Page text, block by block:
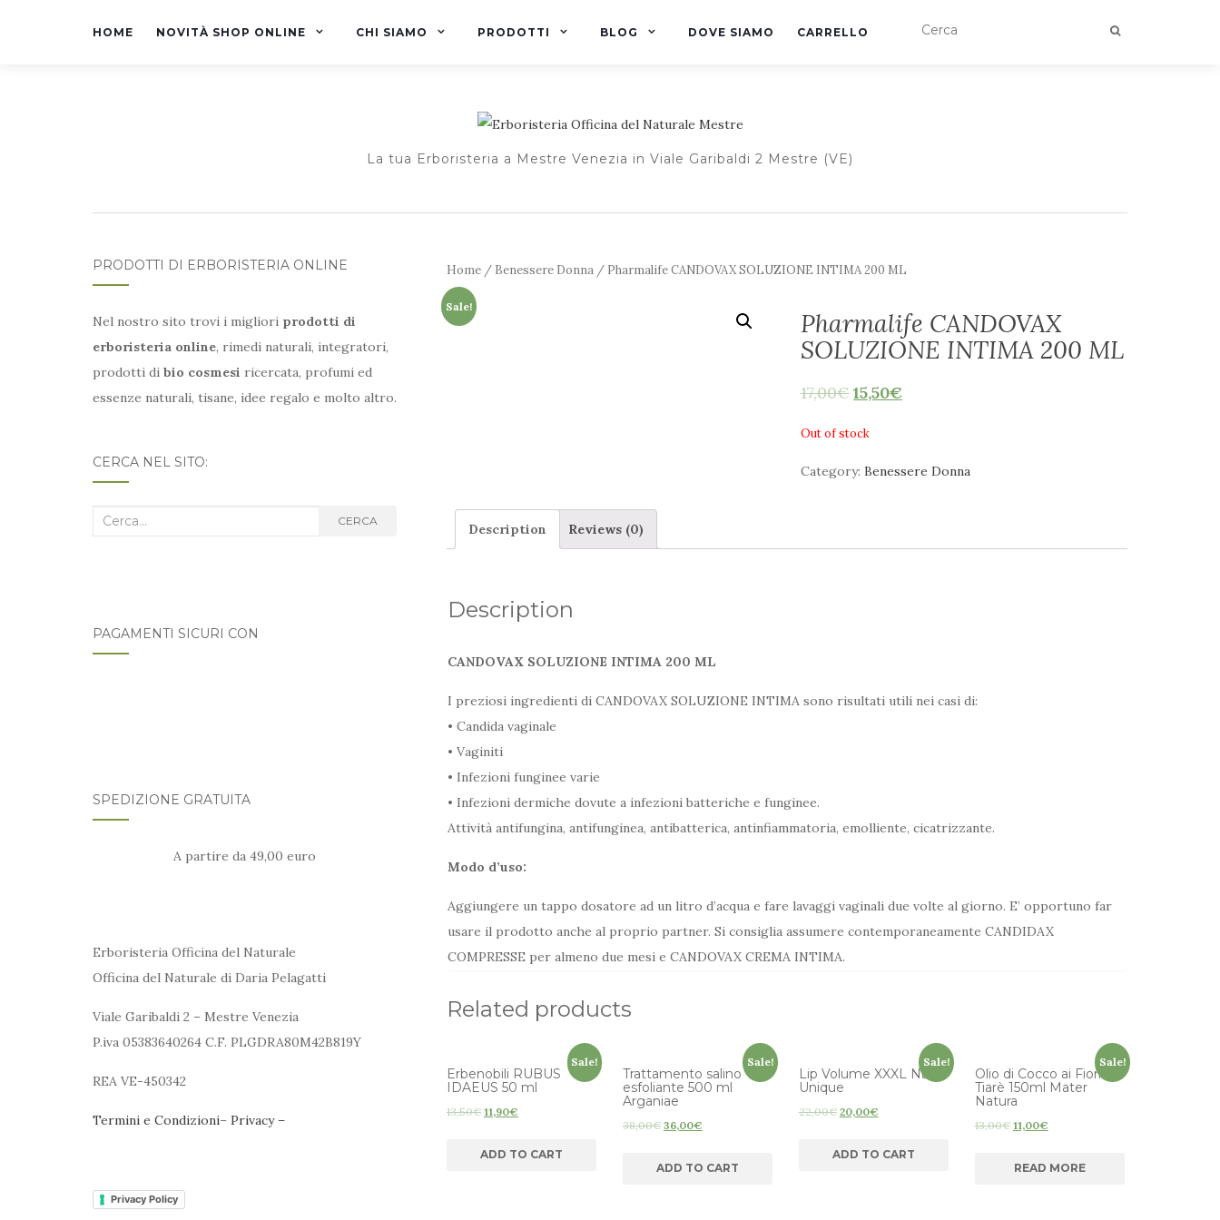
HOME NOVITÀ SHOP ONLINE CHI SIAMO PRODOTTI BLOG DOVE SIAMO CARRELLO
La tua Erboristeria a Mestre Venezia in Viale Garibaldi 2 Mestre (VE)
Home / Benessere Donna / Pharmalife CANDOVAX SOLUZIONE INTIMA 200 ML
Sale!
Pharmalife CANDOVAX
SOLUZIONE INTIMA 200 ML
17,00€ 15,50€
Out of stock
Category: Benessere Donna
Description Reviews (0)
Description
CANDOVAX SOLUZIONE INTIMA 200 ML
I preziosi ingredienti di CANDOVAX SOLUZIONE INTIMA sono risultati utili nei casi di:
• Candida vaginale
• Vaginiti
• Infezioni funginee varie
• Infezioni dermiche dovute a infezioni batteriche e funginee.
Attività antifungina, antifunginea, antibatterica, antinfiammatoria, emolliente, cicatrizzante.
Modo d’uso:
Aggiungere un tappo dosatore ad un litro d’acqua e fare lavaggi vaginali due volte al giorno. E’ opportuno far
usare il prodotto anche al proprio partner. Si consiglia assumere contemporaneamente CANDIDAX
COMPRESSE per almeno due mesi e CANDOVAX CREMA INTIMA.
Related products
Sale!
Erbenobili RUBUS
IDAEUS 50 ml
13,50€ 11,90€
ADD TO CART
Sale!
Trattamento salino
esfoliante 500 ml
Arganiae
38,00€ 36,00€
ADD TO CART
Sale!
Lip Volume XXXL Natur
Unique
22,00€ 20,00€
ADD TO CART
Sale!
Olio di Cocco ai Fiori di
Tiarè 150ml Mater
Natura
13,00€ 11,00€
READ MORE
PRODOTTI DI ERBORISTERIA ONLINE
Nel nostro sito trovi i migliori prodotti di
erboristeria online, rimedi naturali, integratori,
prodotti di bio cosmesi ricercata, profumi ed
essenze naturali, tisane, idee regalo e molto altro.
CERCA NEL SITO:
Cerca
CERCA
PAGAMENTI SICURI CON
SPEDIZIONE GRATUITA
A partire da 49,00 euro
Erboristeria Officina del Naturale
Officina del Naturale di Daria Pelagatti
Viale Garibaldi 2 – Mestre Venezia
P.iva 05383640264 C.F. PLGDRA80M42B819Y
REA VE-450342
Termini e Condizioni– Privacy –
Privacy Policy